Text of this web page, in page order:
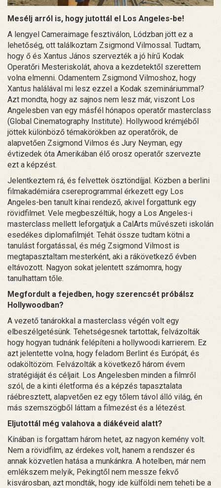
Mesélj arról is, hogy jutottál el Los Angeles-be!
A lengyel Cameraimage fesztiválon, Lódzban jött ez a
lehetőség, ott találkoztam Zsigmond Vilmossal. Tudtam,
hogy ő és Xantus János szervezték a jó hírű Kodak
Operatőri Mesteriskolát, ahova a kezdetektől szerettem
volna elmenni. Odamentem Zsigmond Vilmoshoz, hogy
Xantus halálával mi lesz ezzel a Kodak szemináriummal?
Azt mondta, hogy az sajnos nem lesz már, viszont Los
Angelesben van egy másfél hónapos operatőr masterclass
(Global Cinematography Institute). Hollywood krémjéből
jöttek különböző témakörökben az operatőrök, de
alapvetően Zsigmond Vilmos és Jury Neyman, egy
évtizedek óta Amerikában élő orosz operatőr szervezte
ezt a képzést.
Jelentkeztem rá, és felvettek ösztöndíjjal. Közben a berlini
filmakadémiára csereprogrammal érkezett egy Los
Angeles-ben tanult kínai rendező, akivel forgattunk egy
rövidfilmet. Vele megbeszéltük, hogy a Los Angeles-i
masterclass mellett leforgatjuk a CalArts művészeti iskolán
esedékes diplomafilmjét. Tehát össze tudtam kötni a
tanulást forgatással, és még Zsigmond Vilmost is
megtapasztaltam mesterként, aki a rákövetkező évben
eltávozott. Nagyon sokat jelentett számomra, hogy
tanulhattam tőle.
Megfordult a fejedben, hogy szerencsét próbálsz
Hollywoodban?
A vezető tanárokkal a masterclass végén volt egy
elbeszélgetésünk. Tehetségesnek tartottak, felvázolták
hogy hogyan tudnánk felépíteni a hollywoodi karrierem. Ez
azt jelentette volna, hogy feladom Berlint és Európát, és
odaköltözöm. Felvázolták a következő három évem
stratégiáját és céljait. Los Angelesben minden a filmről
szól, de a kinti életforma és a képzés tapasztalata
ráébresztett, alapvetően ez egy tőlem távol álló világ, én
más szemszögből láttam a filmezést és a létezést.
Eljutottál még valahova a diákéveid alatt?
Kínában is forgattam három hetet, az nagyon kemény volt.
Nem a rövidfilm, az érdekes volt, hanem a rendszer és
annak közvetlen hatása a munkánkra. A hotelben, már nem
emlékszem melyik, Pekingtől nem messze fekvő
kisvárosban, azt mondták, hogy ide külföldi nem teheti be a